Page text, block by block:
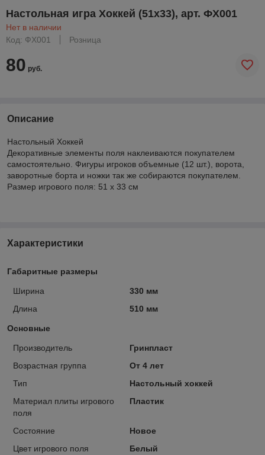
Настольная игра Хоккей (51х33), арт. ФХ001
Нет в наличии
Код: ФХ001
Розница
80 руб.
Описание
Настольный Хоккей
Декоративные элементы поля наклеиваются покупателем
самостоятельно. Фигуры игроков объемные (12 шт.), ворота,
заворотные борта и ножки так же собираются покупателем.
Размер игрового поля: 51 х 33 см
Характеристики
Габаритные размеры
Ширина
330 мм
Длина
510 мм
Основные
Производитель
Гринпласт
Возрастная группа
От 4 лет
Тип
Настольный хоккей
Материал плиты игрового
поля
Пластик
Состояние
Новое
Цвет игрового поля
Белый